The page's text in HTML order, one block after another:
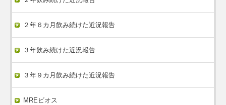
２年６カ月飲み続けた近況報告
３年飲み続けた近況報告
３年９カ月飲み続けた近況報告
MREビオス